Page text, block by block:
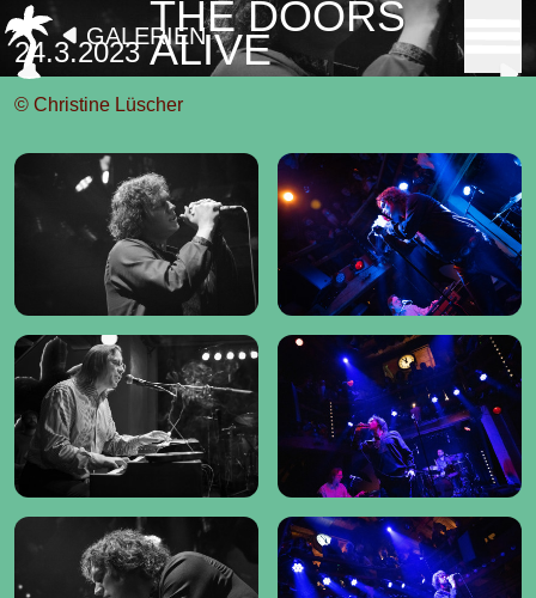
GALERIEN
24.3.2023
THE DOORS
ALIVE
© Christine Lüscher